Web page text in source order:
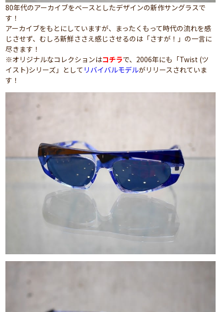
80年代のアーカイブをベースとしたデザインの新作サングラスで
す！
アーカイブをもとにしていますが、まったくもって時代の流れを感
じさせず、むしろ新鮮ささえ感じさせるのは「さすが！」の一言に
尽きます！
※オリジナルなコレクションはコチラで、2006年にも「Twist (ツ
イスト)シリーズ」として リバイバルモデルがリリースされていま
す！